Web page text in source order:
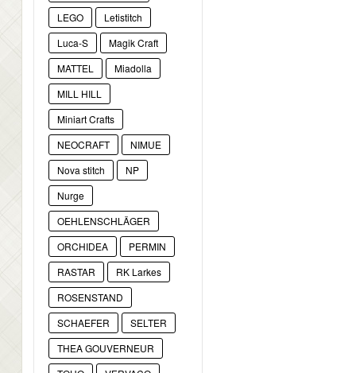
LEGO
Letistitch
Luca-S
Magik Craft
MATTEL
Miadolla
MILL HILL
Miniart Crafts
NEOCRAFT
NIMUE
Nova stitch
NP
Nurge
OEHLENSCHLÄGER
ORCHIDEA
PERMIN
RASTAR
RK Larkes
ROSENSTAND
SCHAEFER
SELTER
THEA GOUVERNEUR